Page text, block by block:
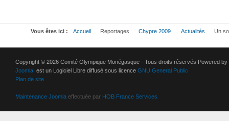
Vous êtes ici : Accueil Reportages Chypre 2009 Actualités Un
Copyright © 2026 Comité Olympique Monégasque - Tous droits réservés Powered by
Joomla! est un Logiciel Libre diffusé sous licence GNU General Public
Plan de site
Maintenance Joomla effectuée par HOB France Services